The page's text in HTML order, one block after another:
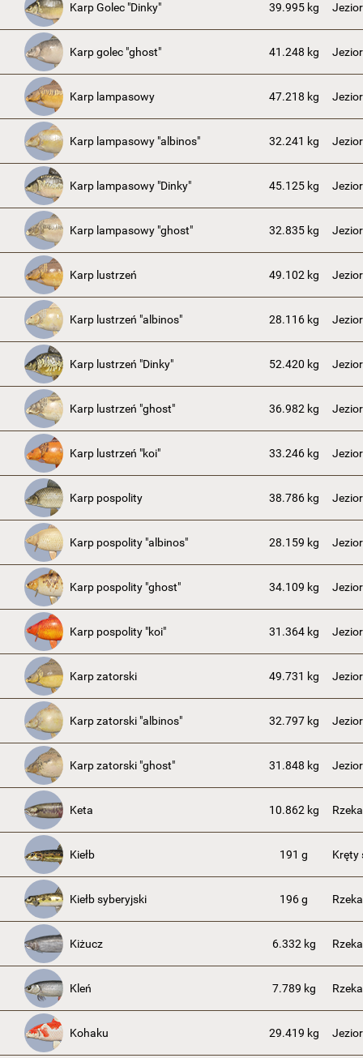
Karp Golec "Dinky" 39.995 kg
Karp golec "ghost" 41.248 kg
Karp lampasowy 47.218 kg
Karp lampasowy "albinos" 32.241 kg
Karp lampasowy "Dinky" 45.125 kg
Karp lampasowy "ghost" 32.835 kg
Karp lustrzeń 49.102 kg
Karp lustrzeń "albinos" 28.116 kg
Karp lustrzeń "Dinky" 52.420 kg
Karp lustrzeń "ghost" 36.982 kg
Karp lustrzeń "koi" 33.246 kg
Karp pospolity 38.786 kg
Karp pospolity "albinos" 28.159 kg
Karp pospolity "ghost" 34.109 kg
Karp pospolity "koi" 31.364 kg
Karp zatorski 49.731 kg
Karp zatorski "albinos" 32.797 kg
Karp zatorski "ghost" 31.848 kg
Keta 10.862 kg
Kiełb 191 g Kręty
Kiełb syberyjski 196 g
Kiżucz 6.332 kg
Kleń 7.789 kg
Kohaku 29.419 kg